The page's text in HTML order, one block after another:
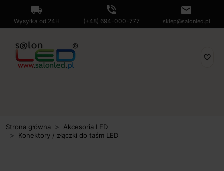
local_shipping
Wysyłka od 24H
phone_in_talk
(+48) 694-000-777
mail
sklep@salonled.pl
favorite_border
Strona główna
Akcesoria LED
Konektory / złączki do taśm LED